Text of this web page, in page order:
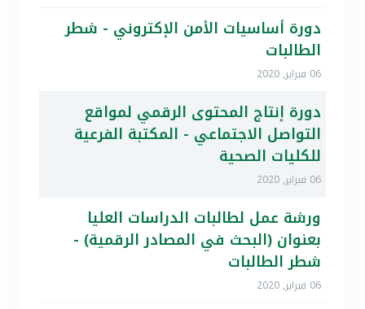
دورة أساسيات الأمن الإكتروني - شطر
الطالبات
06 فبراير, 2020
دورة إنتاج المحتوى الرقمي لمواقع
التواصل الاجتماعي - المكتبة الفرعية
للكليات الصحية
06 فبراير, 2020
ورشة عمل لطالبات الدراسات العليا
بعنوان (البحث في المصادر الرقمية) -
شطر الطالبات
06 فبراير, 2020